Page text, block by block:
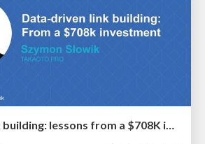
Data-driven link building: lessons from a $708K investment (BrightonSEO talk)